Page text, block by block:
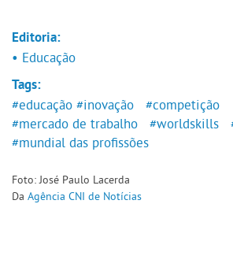
Editoria:
• Educação
Tags:
#educação #inovação
#competição
#mercado de trabalho
#worldskills
#mundial das profissões
Foto: José Paulo Lacerda
Da Agência CNI de Notícias